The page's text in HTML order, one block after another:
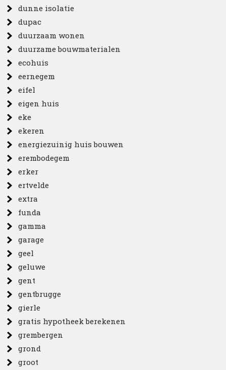
dunne isolatie
dupac
duurzaam wonen
duurzame bouwmaterialen
ecohuis
eernegem
eifel
eigen huis
eke
ekeren
energiezuinig huis bouwen
erembodegem
erker
ertvelde
extra
funda
gamma
garage
geel
geluwe
gent
gentbrugge
gierle
gratis hypotheek berekenen
grembergen
grond
groot